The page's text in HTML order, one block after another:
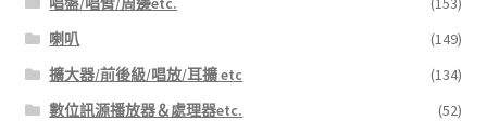
喇叭
(149)
擴大器/前後級/唱放/耳擴 etc
(134)
數位訊源播放器＆處理器etc.
(52)